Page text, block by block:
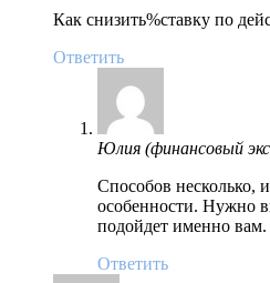
Как снизить%ставку по
Ответить
Юлия (финансовый
Способов несколько,
особенности. Нужно
подойдет именно вам.
Ответить